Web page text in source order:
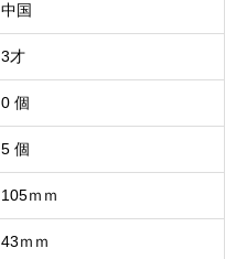
中国
3才
0 個
5 個
105ｍｍ
43ｍｍ